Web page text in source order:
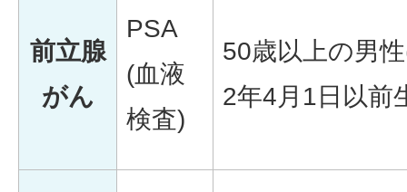
前立腺
がん
PSA
(血液
検査)
50歳以上の男
2年4月1日以前